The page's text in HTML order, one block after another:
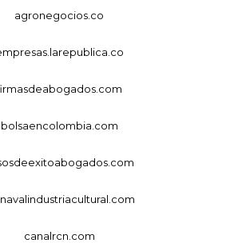
agronegocios.co
bolsaencolombia.com
canalrcn.com